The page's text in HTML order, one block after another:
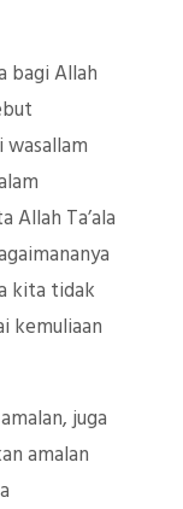
bagi Allah
wasallam
Allah Ta’ala
kita tidak
kemuliaan
juga
amalan